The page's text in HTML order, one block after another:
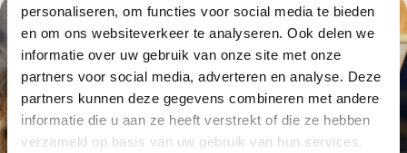
personaliseren, om functies voor social media te bieden
en om ons websiteverkeer te analyseren. Ook delen we
informatie over uw gebruik van onze site met onze
partners voor social media, adverteren en analyse. Deze
partners kunnen deze gegevens combineren met andere
informatie die u aan ze heeft verstrekt of die ze hebben
verzameld op basis van uw gebruik van hun services.